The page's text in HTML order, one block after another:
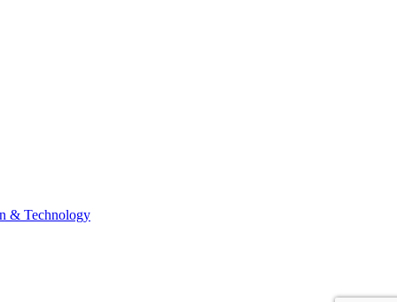
& Technology